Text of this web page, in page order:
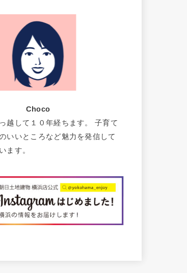
Choco
越して１０年経ちます。 子育て
いいところなど魅力を発信して
ます。